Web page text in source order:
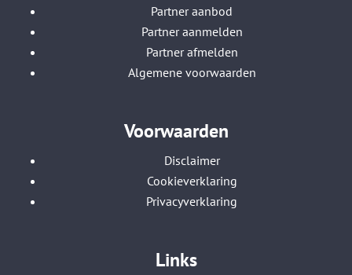
Partner aanbod
Partner aanmelden
Partner afmelden
Algemene voorwaarden
Voorwaarden
Disclaimer
Cookieverklaring
Privacyverklaring
Links